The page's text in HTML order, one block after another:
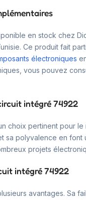
en stock chez
Ce produit fait
électroniques
vous pouvez
intégré 74922
choix pertinent pour le
sa polyvalence en font
projets
intégré 74922
avantages. Sa